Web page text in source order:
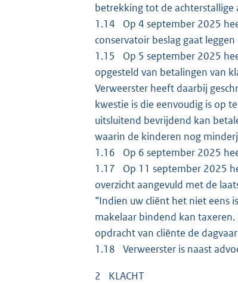
betrekking tot de
1.14 Op 4 september 2025
conservatoir beslag gaat
1.15 Op 5 september 2025
opgesteld van betalingen van
Verweerster heeft daarbij
kwestie is die eenvoudig is op
uitsluitend bevrijdend kan
waarin de kinderen nog
1.16 Op 6 september 2025
1.17 Op 11 september 2025
overzicht aangevuld met de
“Indien uw cliënt het niet eens
makelaar bindend kan
opdracht van cliënte de
1.18 Verweerster is naast
2 KLACHT